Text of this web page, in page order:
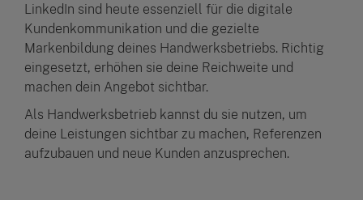
LinkedIn sind heute essenziell für die digitale
Kundenkommunikation und die gezielte
Markenbildung deines Handwerksbetriebs. Richtig
eingesetzt, erhöhen sie deine Reichweite und
machen dein Angebot sichtbar.
Als Handwerksbetrieb kannst du sie nutzen, um
deine Leistungen sichtbar zu machen, Referenzen
aufzubauen und neue Kunden anzusprechen.